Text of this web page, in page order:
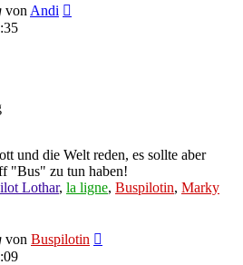
von Andi
und die Welt reden, es sollte aber
"Bus" zu tun haben!
Lothar, la ligne, Buspilotin, Marky
von Buspilotin